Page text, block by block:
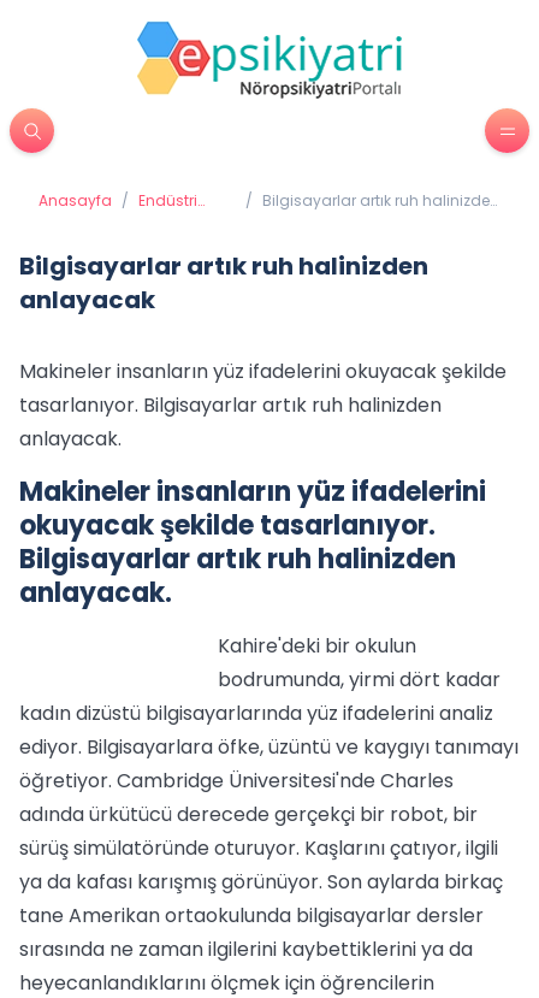
Anasayfa / Endüstri
/ Bilgisayarlar artık ruh halinizden
Bilgisayarlar artık ruh halinizden
anlayacak
Makineler insanların yüz ifadelerini okuyacak şekilde
tasarlanıyor. Bilgisayarlar artık ruh halinizden
anlayacak.
Makineler insanların yüz ifadelerini
okuyacak şekilde tasarlanıyor.
Bilgisayarlar artık ruh halinizden
anlayacak.
Kahire'deki bir okulun
bodrumunda, yirmi dört kadar
kadın dizüstü bilgisayarlarında yüz ifadelerini analiz
ediyor. Bilgisayarlara öfke, üzüntü ve kaygıyı tanımayı
öğretiyor. Cambridge Üniversitesi'nde Charles
adında ürkütücü derecede gerçekçi bir robot, bir
sürüş simülatöründe oturuyor. Kaşlarını çatıyor, ilgili
ya da kafası karışmış görünüyor. Son aylarda birkaç
tane Amerikan ortaokulunda bilgisayarlar dersler
sırasında ne zaman ilgilerini kaybettiklerini ya da
heyecanlandıklarını ölçmek için öğrencilerin